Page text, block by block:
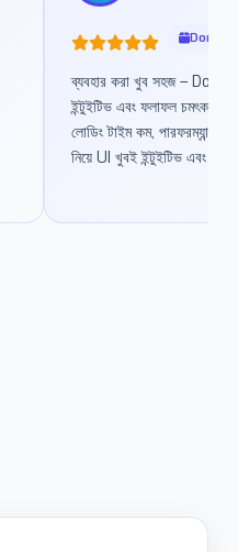
ব্যবহার করা খুব সহজ –
ইন্টুইটিভ এবং ফলাফল
লোডিং টাইম কম,
নিয়ে UI খুবই ইন্টুইটিভ এবং